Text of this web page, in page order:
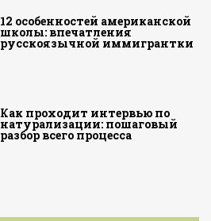
12 особенностей американской
школы: впечатления
русскоязычной иммигрантки
Как проходит интервью по
натурализации: пошаговый
разбор всего процесса